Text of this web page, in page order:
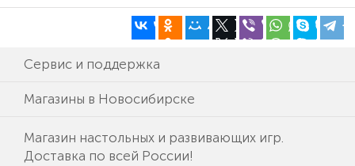
Сервис и поддержка
Магазины в Новосибирске
Магазин настольных и развивающих игр.
Доставка по всей России!